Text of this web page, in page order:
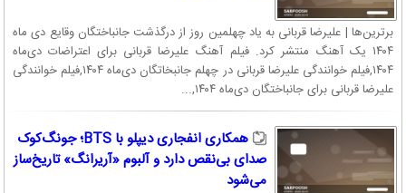
برترین‌ها | علیرضا قربانی به یاد چهلمین روز از درگذشت جانباختگان وقایع دی ماه
۱۴۰۴ یک آهنگ منتشر کرد. فیلم آهنگ علیرضا قربانی برای اعتراضات دی‌ماه
۱۴۰۴,فیلم خوانندگی علیرضا قربانی در چهلم جانبخاتگان دی‌ماه ۱۴۰۴,فیلم خوانندگی
علیرضا قربانی برای جانباختگان دی‌ماه ۱۴۰۴,...
همکاری انفجاری دیپلو با BTS؛ جونگ‌کوک
صدای بی‌نقص دارد و آلبوم «آریرانگ» تاریخ‌ساز
می‌شود